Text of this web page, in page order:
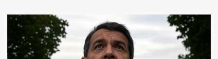
Vaccino come: l' Amaro del Capo, era "spettacolare Ghiacciato, ma
andava bene anche, a Temperatura Ambiente"! Riproponiamo
l'articolo per NON Dimenticare!